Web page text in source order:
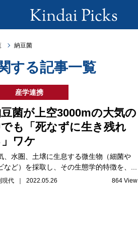
納豆菌
する記事一覧
産学連携
菌が上空3000mの大気の
も「死なずに生き残れ
ワケ
、水圏、土壌に生息する微生物（細菌や
など）を採取し、その生態学的特徴を、...
現代 ｜ 2022.05.26 864 View